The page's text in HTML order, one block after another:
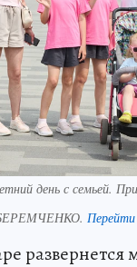
день с семьей.
развернется